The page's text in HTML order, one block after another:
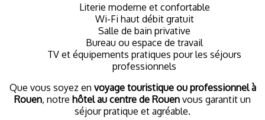
Literie moderne et confortable
Wi-Fi haut débit gratuit
Salle de bain privative
Bureau ou espace de travail
TV et équipements pratiques pour les séjours
professionnels
Que vous soyez en voyage touristique ou professionnel à
Rouen, notre hôtel au centre de Rouen vous garantit un
séjour pratique et agréable.